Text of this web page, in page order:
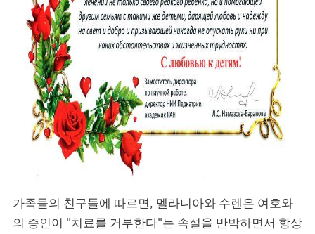
가족들의 친구들에 따르면, 멜라니아와 수렌은 여호와
의 증인이 "치료를 거부한다"는 속설을 반박하면서 항상